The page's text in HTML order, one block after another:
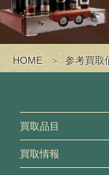
HOME 参考買取
買取品目
買取情報